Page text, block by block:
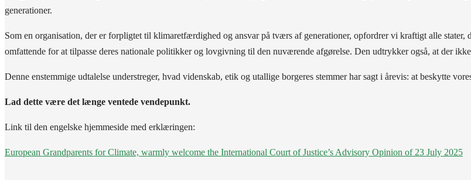
generationer.
Som en organisation, der er forpligtet til klimaretfærdighed og ansvar på tværs af generationer, opfordrer vi kraftigt alle
omfattende for at tilpasse deres nationale politikker og lovgivning til den nuværende afgørelse. Den udtrykker også, at der
Denne enstemmige udtalelse understreger, hvad videnskab, etik og utallige borgeres stemmer har sagt i årevis: at beskytte
Lad dette være det længe ventede vendepunkt.
Link til den engelske hjemmeside med erklæringen:
European Grandparents for Climate, warmly welcome the International Court of Justice’s Advisory Opinion of 23 July 2025